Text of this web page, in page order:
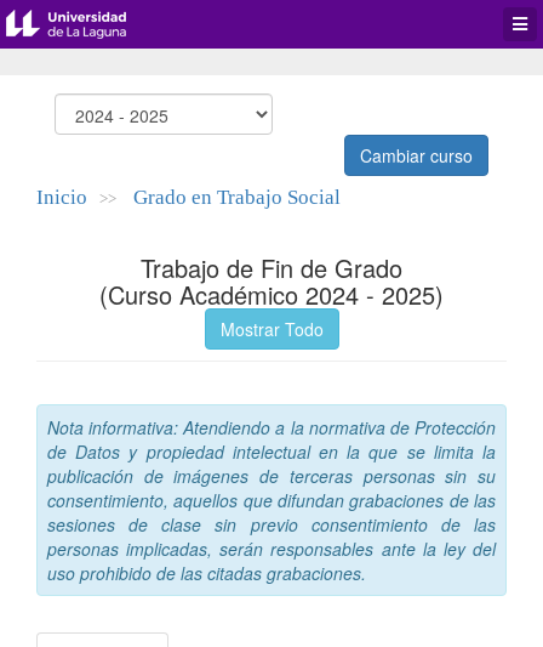
Cambiar curso
Inicio >> Grado en Trabajo Social
Trabajo de Fin de Grado
(Curso Académico 2024 - 2025)
Mostrar Todo
Nota informativa: Atendiendo a la normativa de Protección
de Datos y propiedad intelectual en la que se limita la
publicación de imágenes de terceras personas sin su
consentimiento, aquellos que difundan grabaciones de las
sesiones de clase sin previo consentimiento de las
personas implicadas, serán responsables ante la ley del
uso prohibido de las citadas grabaciones.